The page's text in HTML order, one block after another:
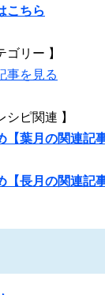
こちら
ゴリー 】
事を見る
シピ関連 】
【葉月の関連記事
【長月の関連記事